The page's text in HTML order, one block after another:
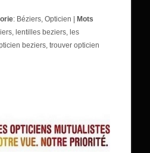
: Béziers,Opticien
Mots
, lentilles beziers, les
beziers,trouver opticien